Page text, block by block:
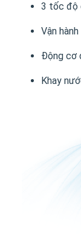
3 tốc độ
Vận
Động cơ
Khay